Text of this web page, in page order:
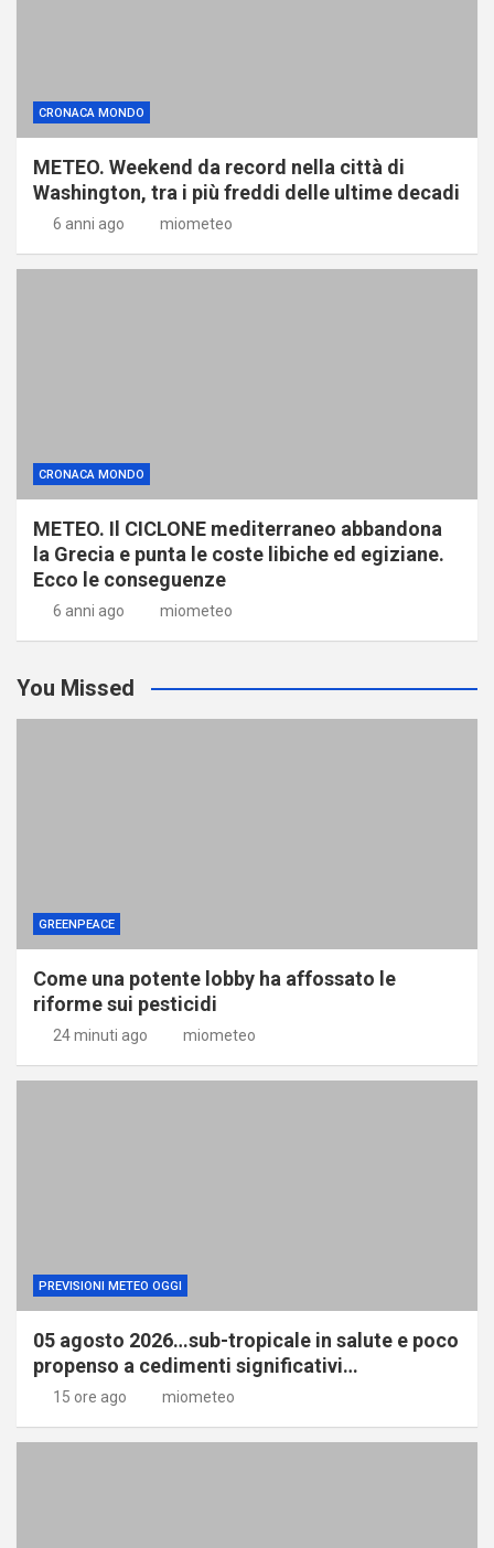
CRONACA MONDO
METEO. Weekend da record nella città di
Washington, tra i più freddi delle ultime decadi
6 anni ago miometeo
CRONACA MONDO
METEO. Il CICLONE mediterraneo abbandona
la Grecia e punta le coste libiche ed egiziane.
Ecco le conseguenze
6 anni ago miometeo
You Missed
GREENPEACE
Come una potente lobby ha affossato le
riforme sui pesticidi
24 minuti ago miometeo
PREVISIONI METEO OGGI
05 agosto 2026…sub-tropicale in salute e poco
propenso a cedimenti significativi…
15 ore ago miometeo